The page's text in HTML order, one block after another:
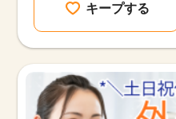
キープする